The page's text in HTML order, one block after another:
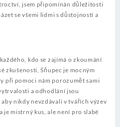
jsem připomínán důležitosti
se všemi lidmi s důstojností a
kdo se zajímá o zkoumání
Šňupec je mocným
při pomoci nám porozumět sami
a odhodlání jsou
nikdy nevzdávali v tvářích výzev
je mistrný kus, ale není pro slabé